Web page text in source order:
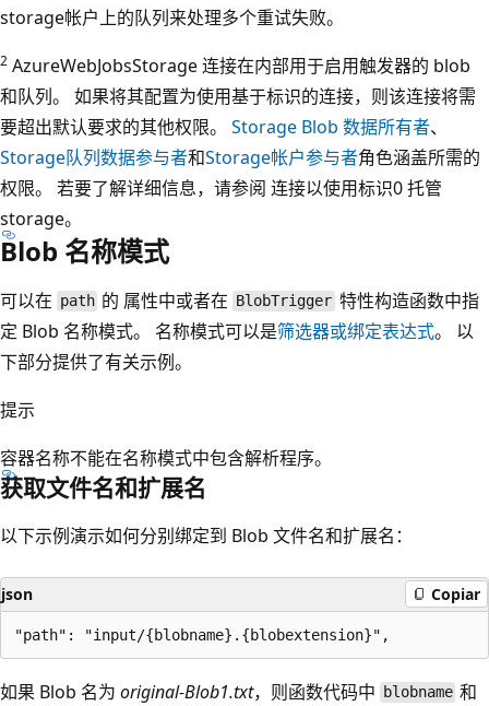
storage帐户上的队列来处理多个重试失败。
2 AzureWebJobsStorage 连接在内部用于启用触发器的 blob
和队列。 如果将其配置为使用基于标识的连接，则该连接将需
要超出默认要求的其他权限。 Storage Blob 数据所有者、
Storage队列数据参与者和Storage帐户参与者角色涵盖所需的
权限。 若要了解详细信息，请参阅 连接以使用标识0 托管
storage。
Blob 名称模式
可以在 path 的 属性中或者在 BlobTrigger 特性构造函数中指
定 Blob 名称模式。 名称模式可以是筛选器或绑定表达式。 以
下部分提供了有关示例。
提示
容器名称不能在名称模式中包含解析程序。
获取文件名和扩展名
以下示例演示如何分别绑定到 Blob 文件名和扩展名：
json Copiar
如果 Blob 名为 original-Blob1.txt，则函数代码中 blobname 和